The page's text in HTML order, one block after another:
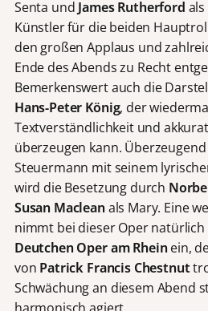
Senta und James Rutherford
Künstler für die beiden
den großen Applaus und
Ende des Abends zu Recht
Bemerkenswert auch die
Hans-Peter König, der
Textverständlichkeit und
überzeugen kann.
Steuermann mit seinem
wird die Besetzung durch
Susan Macleanals Mary. Eine
nimmt bei dieser Oper natürlich
Deutchen Oper am Rheinein,
von Patrick Francis Chestnut
Schwächung an diesem Abend